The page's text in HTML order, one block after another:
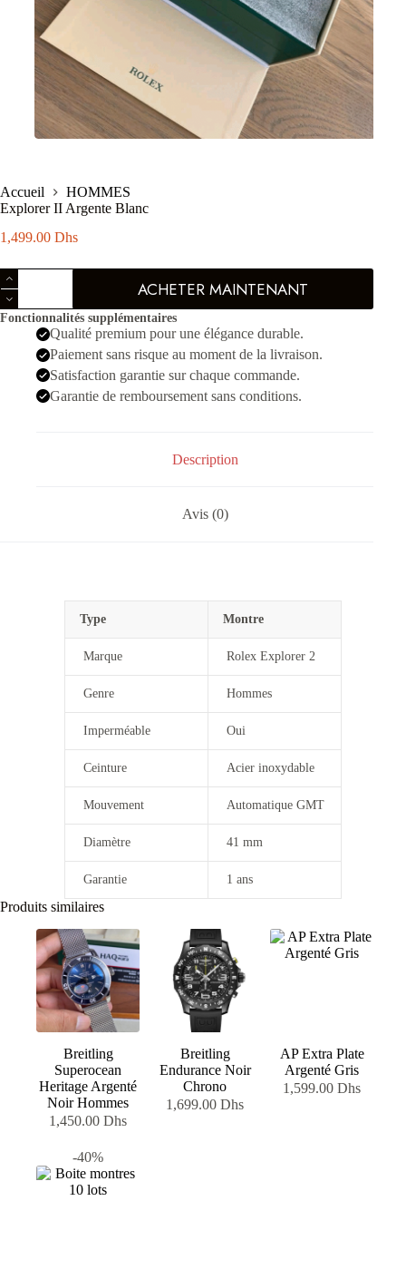
Accueil
HOMMES
Explorer II Argente Blanc
1,499.00 Dhs
quantité
de
Explorer
II
Argente
ACHETER MAINTENANT
Fonctionnalités supplémentaires
Qualité premium pour une élégance durable.
Paiement sans risque au moment de la livraison.
Satisfaction garantie sur chaque commande.
Garantie de remboursement sans conditions.
Description
Avis (0)
Type Montre
Marque Rolex Explorer 2
Genre Hommes
Imperméable Oui
Ceinture Acier inoxydable
Mouvement Automatique GMT
Diamètre 41 mm
Garantie 1 ans
Produits similaires
Breitling
Superocean
Heritage Argenté
Noir Hommes
1,450.00Dhs
Breitling
Endurance Noir
Chrono
1,699.00Dhs
AP Extra Plate
Argenté Gris
1,599.00Dhs
-40%